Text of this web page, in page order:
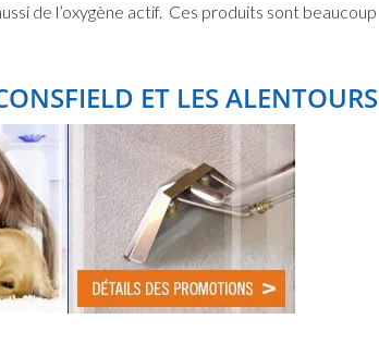
de l’oxygène actif. Ces produits sont beaucoup
ET LES ALENTOURS